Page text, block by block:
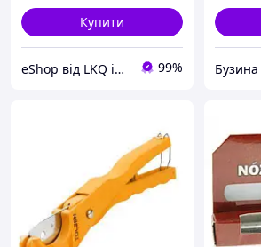
Купити
eShop від LKQ інтернет-магазин автозапчастин 99% Бузина